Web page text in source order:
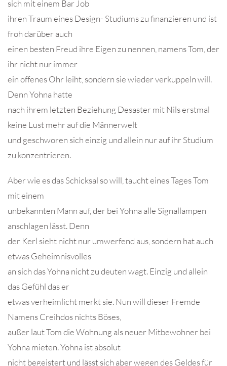
sich mit einem Bar Job
ihren Traum eines Design- Studiums zu finanzieren und ist
froh darüber auch
einen besten Freud ihre Eigen zu nennen, namens Tom, der
ihr nicht nur immer
ein offenes Ohr leiht, sondern sie wieder verkuppeln will.
Denn Yohna hatte
nach ihrem letzten Beziehung Desaster mit Nils erstmal
keine Lust mehr auf die Männerwelt
und geschworen sich einzig und allein nur auf ihr Studium
zu konzentrieren.
Aber wie es das Schicksal so will, taucht eines Tages Tom
mit einem
unbekannten Mann auf, der bei Yohna alle Signallampen
anschlagen lässt. Denn
der Kerl sieht nicht nur umwerfend aus, sondern hat auch
etwas Geheimnisvolles
an sich das Yohna nicht zu deuten wagt. Einzig und allein
das Gefühl das er
etwas verheimlicht merkt sie. Nun will dieser Fremde
Namens Creihdos nichts Böses,
außer laut Tom die Wohnung als neuer Mitbewohner bei
Yohna mieten. Yohna ist absolut
nicht begeistert und lässt sich aber wegen des Geldes für